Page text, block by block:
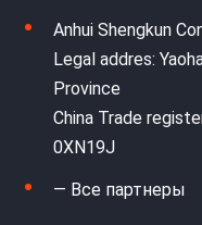
Anhui Shengkun
Legal addres:
Province
China Trade
0XN19J
— Все партнеры